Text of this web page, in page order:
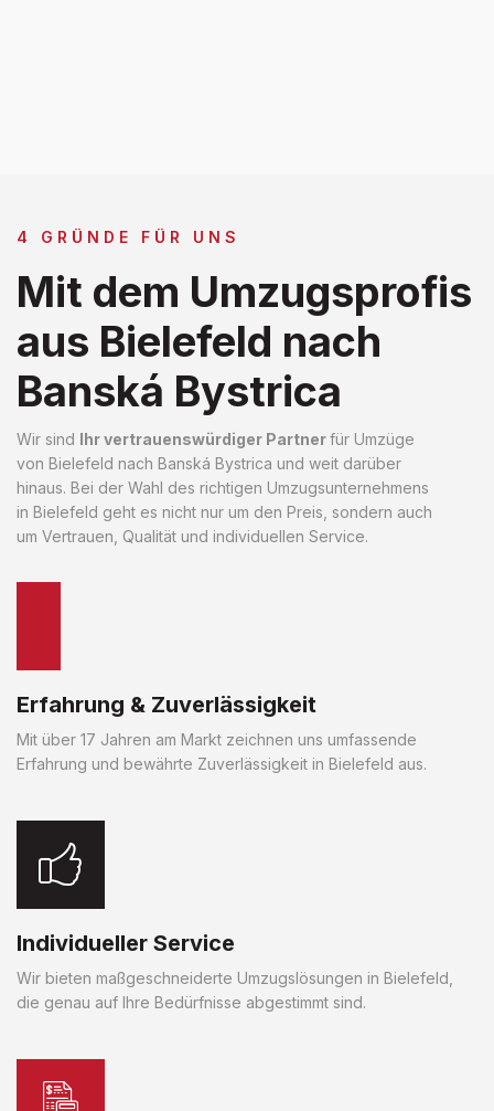
4 GRÜNDE FÜR UNS
Mit dem Umzugsprofis
aus Bielefeld nach
Banská Bystrica
Wir sind Ihr vertrauenswürdiger Partnerfür Umzüge
von Bielefeld nach Banská Bystrica und weit darüber
hinaus. Bei der Wahl des richtigen Umzugsunternehmens
in Bielefeld geht es nicht nur um den Preis, sondern auch
um Vertrauen, Qualität und individuellen Service.
Erfahrung & Zuverlässigkeit
Mit über 17 Jahren am Markt zeichnen uns umfassende
Erfahrung und bewährte Zuverlässigkeit in Bielefeld aus.
Individueller Service
Wir bieten maßgeschneiderte Umzugslösungen in Bielefeld,
die genau auf Ihre Bedürfnisse abgestimmt sind.